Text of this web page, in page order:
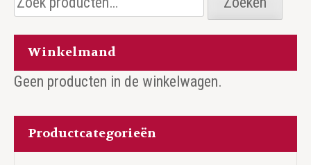
naar:
Winkelmand
Geen producten in de winkelwagen.
Productcategorieën